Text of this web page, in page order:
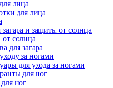
лица
для лица
загара и защиты от солнца
от солнца
для загара
за ногами
для ухода за ногами
для ног
ног